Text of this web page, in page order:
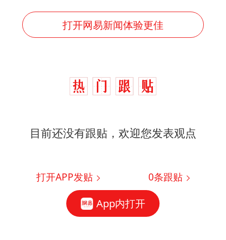
打开网易新闻体验更佳
目前还没有跟贴，欢迎您发表观点
打开APP发贴 0条跟贴
App内打开